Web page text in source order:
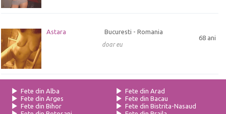
Astara
68 ani
Bucuresti - Romania
doar eu
Fete din Alba
Fete din Arad
Fete din Arges
Fete din Bacau
Fete din Bihor
Fete din Bistrita-Nasaud